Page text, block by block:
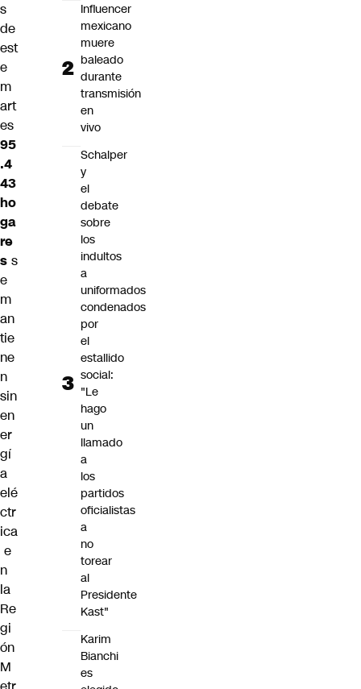
s
de
est
e
m
art
es
95
.4
43
ho
ga
re
s s
e
m
an
tie
ne
n
sin
en
er
gí
a
elé
ctr
ica
e
n
la
Re
gi
ón
M
Influencer
mexicano
muere
baleado
durante
transmisión
en
vivo
Schalper
y
el
debate
sobre
los
indultos
a
uniformados
condenados
por
el
estallido
social:
"Le
hago
un
llamado
a
los
partidos
oficialistas
a
no
torear
al
Presidente
Kast"
Karim
Bianchi
es